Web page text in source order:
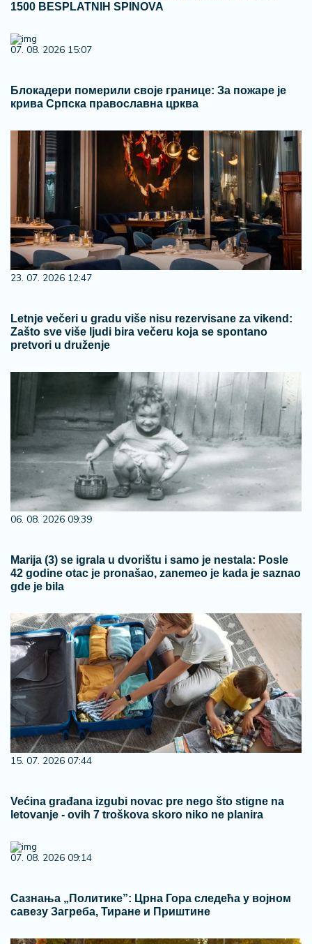
1500 BESPLATNIH SPINOVA
07. 08. 2026 15:07
Блокадери померили своје границе: За пожаре је
крива Српска православна црква
23. 07. 2026 12:47
Letnje večeri u gradu više nisu rezervisane za vikend:
Zašto sve više ljudi bira večeru koja se spontano
pretvori u druženje
06. 08. 2026 09:39
Marija (3) se igrala u dvorištu i samo je nestala: Posle
42 godine otac je pronašao, zanemeo je kada je saznao
gde je bila
15. 07. 2026 07:44
Većina građana izgubi novac pre nego što stigne na
letovanje - ovih 7 troškova skoro niko ne planira
07. 08. 2026 09:14
Сазнања „Политике”: Црна Гора следећа у војном
савезу Загреба, Тиране и Приштине